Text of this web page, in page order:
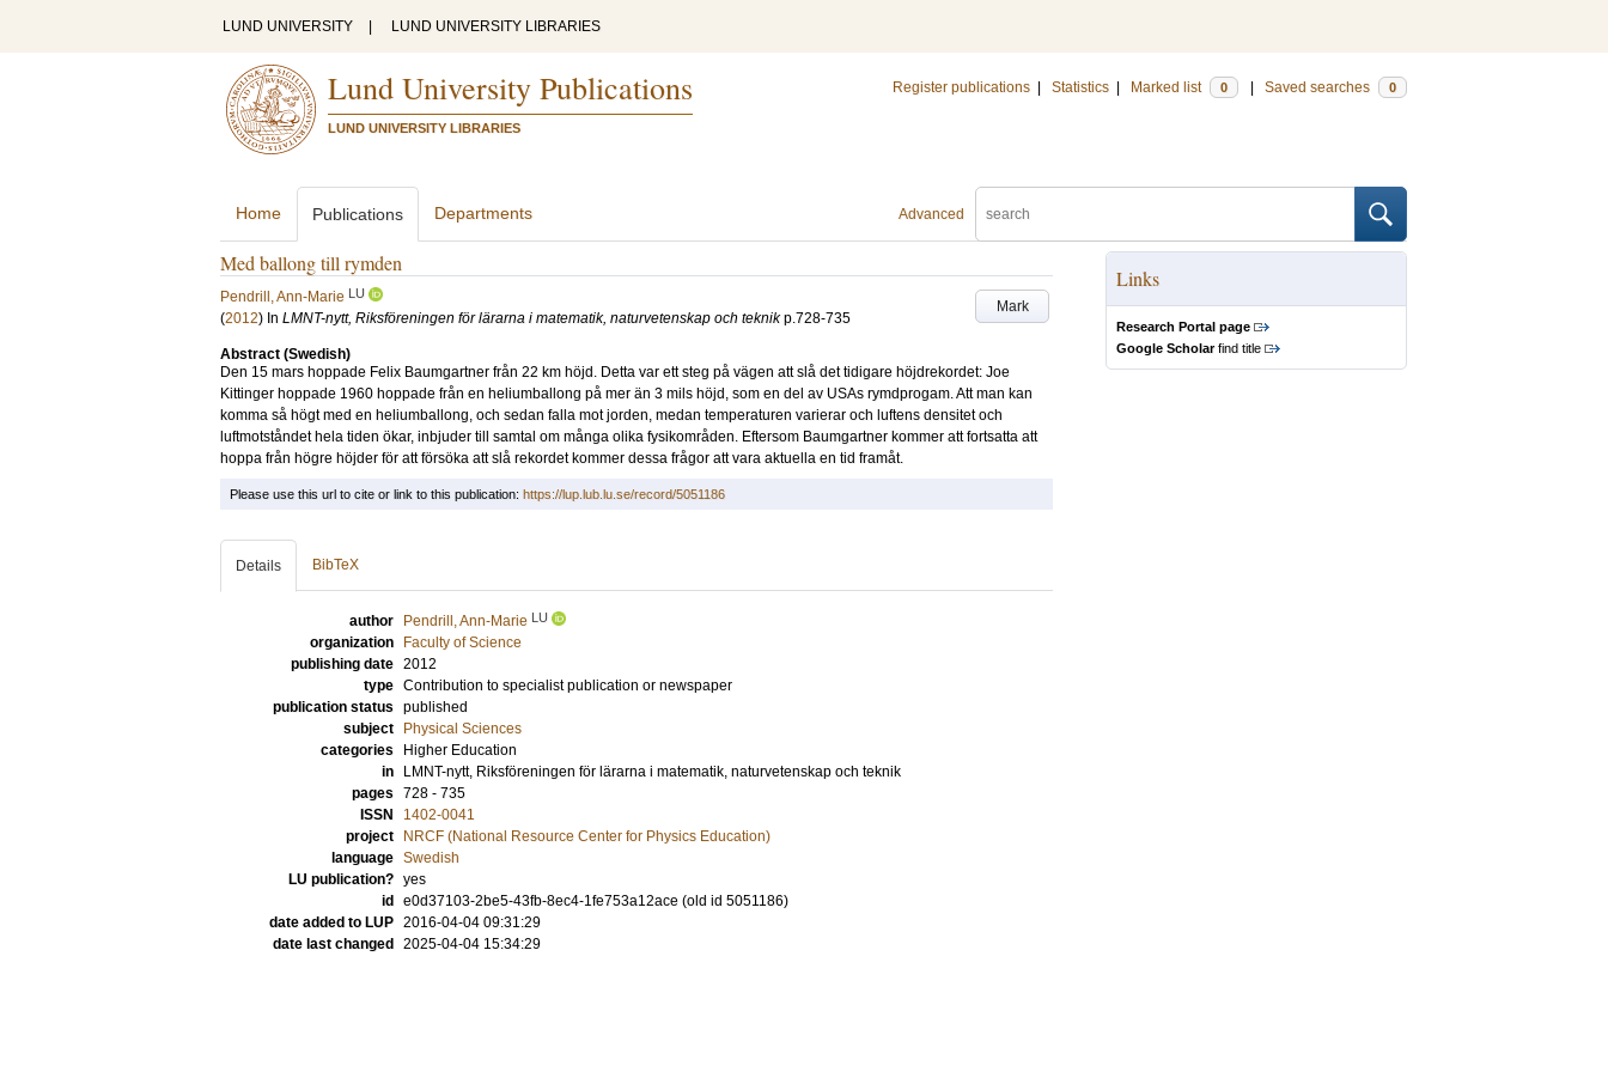
LUND UNIVERSITY LUND UNIVERSITY LIBRARIES
Lund University Publications
LUND UNIVERSITY LIBRARIES
Register publications Statistics Marked list 0 Saved searches 0
Advanced
Home Publications Departments
Med ballong till rymden
Mark
Pendrill, Ann-Marie LU
(2012) In LMNT-nytt, Riksföreningen för lärarna i matematik, naturvetenskap och teknik p.728-735
Abstract (Swedish)
Den 15 mars hoppade Felix Baumgartner från 22 km höjd. Detta var ett steg på vägen att slå det tidigare höjdrekordet: Joe
Kittinger hoppade 1960 hoppade från en heliumballong på mer än 3 mils höjd, som en del av USAs rymdprogam. Att man kan
komma så högt med en heliumballong, och sedan falla mot jorden, medan temperaturen varierar och luftens densitet och
luftmotståndet hela tiden ökar, inbjuder till samtal om många olika fysikområden. Eftersom Baumgartner kommer att fortsatta att
hoppa från högre höjder för att försöka att slå rekordet kommer dessa frågor att vara aktuella en tid framåt.
Links
Research Portal page
Google Scholarfind title
Please use this url to cite or link to this publication: https://lup.lub.lu.se/record/5051186
Details BibTeX
author Pendrill, Ann-Marie LU
organization
Faculty of Science
publishing date 2012
type Contribution to specialist publication or newspaper
publication status published
subject
Physical Sciences
categories
Higher Education
in
LMNT-nytt, Riksföreningen för lärarna i matematik, naturvetenskap och teknik
pages 728 - 735
ISSN
1402-0041
project
NRCF (National Resource Center for Physics Education)
language Swedish
LU publication? yes
id
e0d37103-2be5-43fb-8ec4-1fe753a12ace (old id 5051186)
date added to LUP 2016-04-04 09:31:29
date last changed
2025-04-04 15:34:29